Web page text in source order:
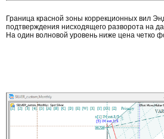
Граница красной зоны коррекционных вил
подтверждения нисходящего разворота на
На один волновой уровень ниже цена четко